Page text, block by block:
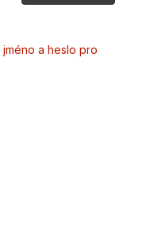
a heslo pro